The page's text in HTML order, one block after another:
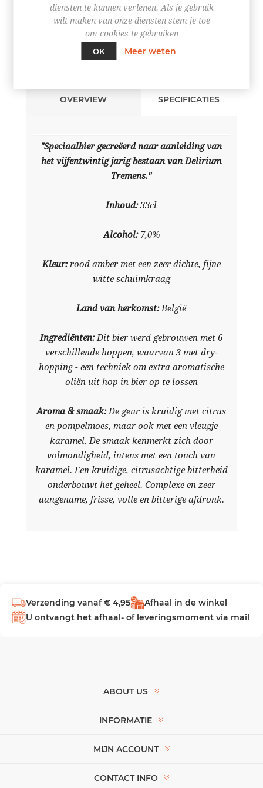
OVERVIEW SPECIFICATIES
"Speciaalbier gecreëerd naar aanleiding van
het vijfentwintig jarig bestaan van Delirium
Tremens."
Inhoud:33cl
Alcohol: 7,0%
Kleur:rood amber met een zeer dichte, fijne
witte schuimkraag
Land van herkomst:België
Ingrediënten:Dit bier werd gebrouwen met 6
verschillende hoppen, waarvan 3 met dry-
hopping - een techniek om extra aromatische
oliën uit hop in bier op te lossen
Aroma & smaak:De geur is kruidig met citrus
en pompelmoes, maar ook met een vleugje
karamel. De smaak kenmerkt zich door
volmondigheid, intens met een touch van
karamel. Een kruidige, citrusachtige bitterheid
onderbouwt het geheel. Complexe en zeer
aangename, frisse, volle en bitterige afdronk.
Verzending vanaf € 4,95
Afhaal in de winkel
U ontvangt het afhaal- of leveringsmoment via mail
ABOUT US
INFORMATIE
MIJN ACCOUNT
CONTACT INFO
diensten te kunnen verlenen. Als je gebruik
wilt maken van onze diensten stem je toe
om cookies te gebruiken
OK
Meer weten